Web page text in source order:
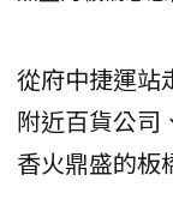
從府中捷運站
附近百貨公司
香火鼎盛的板